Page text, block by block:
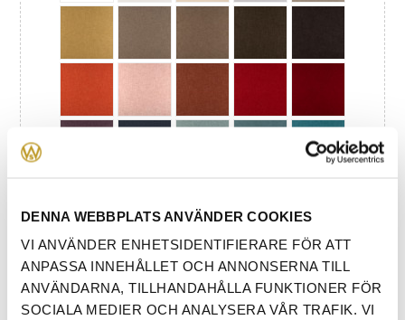
DENNA WEBBPLATS ANVÄNDER COOKIES
VI ANVÄNDER ENHETSIDENTIFIERARE FÖR ATT
ANPASSA INNEHÅLLET OCH ANNONSERNA TILL
ANVÄNDARNA, TILLHANDAHÅLLA FUNKTIONER FÖR
SOCIALA MEDIER OCH ANALYSERA VÅR TRAFIK. VI